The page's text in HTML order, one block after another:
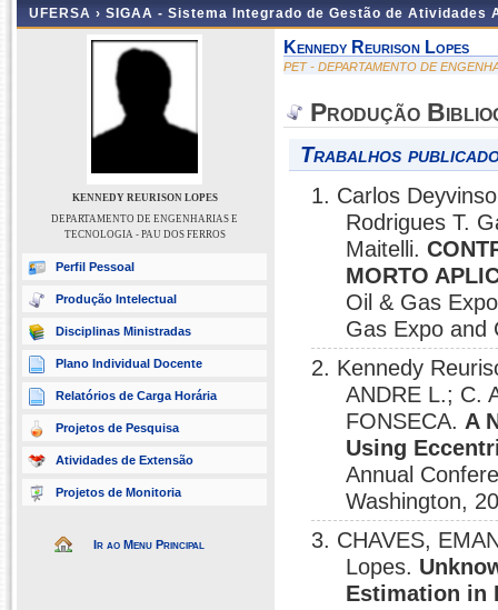
UFERSA › SIGAA - Sistema Integrado de Gestão de Atividades
KENNEDY REURISON LOPES
DEPARTAMENTO DE ENGENHARIAS E
TECNOLOGIA - PAU DOS FERROS
Perfil Pessoal
Produção Intelectual
Disciplinas Ministradas
Plano Individual Docente
Relatórios de Carga Horária
Projetos de Pesquisa
Atividades de Extensão
Projetos de Monitoria
Ir ao Menu Principal
Kennedy Reurison Lopes
PET - DEPARTAMENTO DE
Produção
Trabalhos
1. Carlos
Rodrigues T.
Maitelli.
MORTO
Oil & Gas
Gas Expo and
2. Kennedy
ANDRE L.; C.
FONSECA. A
Using
Annual
Washington,
3. CHAVES,
Lopes.
Estimation in